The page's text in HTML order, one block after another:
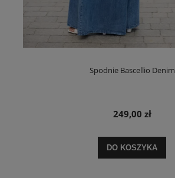
Spodnie Bascellio Denim
249,00 zł
DO KOSZYKA